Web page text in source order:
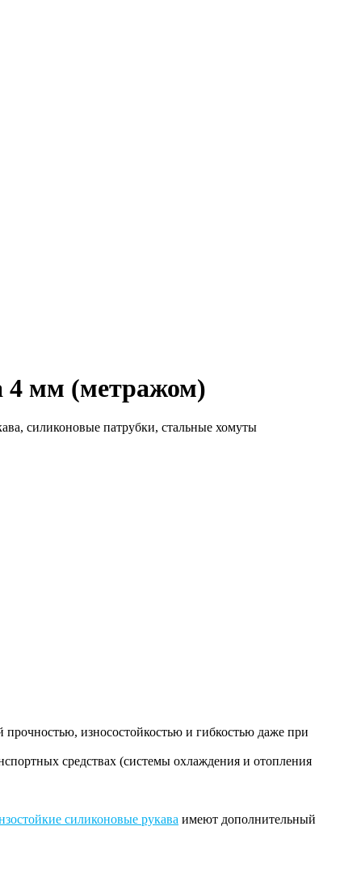
4 мм (метражом)
износостойкостью и гибкостью даже при
средствах (системы охлаждения и отопления
силиконовые рукава имеют дополнительный